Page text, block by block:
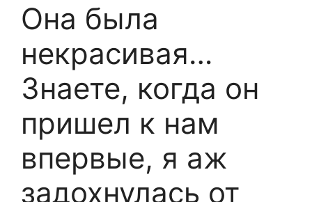
Она была
некрасивая…
Знаете, когда он
пришел к нам
впервые, я аж
задохнулась от